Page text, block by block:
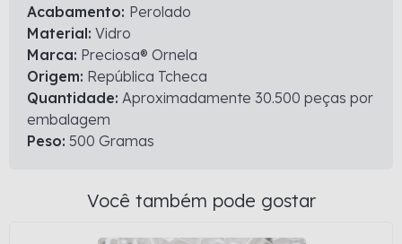
Acabamento: Perolado
Material: Vidro
Marca: Preciosa® Ornela
Origem: República Tcheca
Quantidade: Aproximadamente 30.500 peças por
embalagem
Peso: 500 Gramas
Você também pode gostar